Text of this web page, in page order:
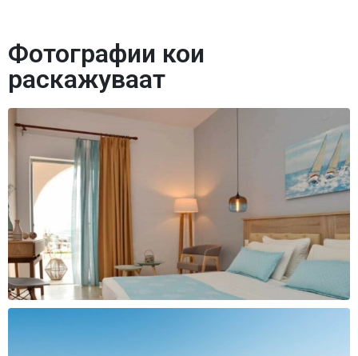
Фотографии кои
раскажуваат